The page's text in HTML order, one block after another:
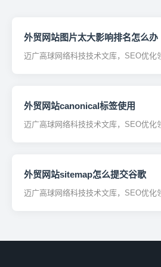
外贸网站图片太大影响排名怎么办
迈广高球网络科技技术文库，SEO优化
外贸网站canonical标签使用
迈广高球网络科技技术文库，SEO优化
外贸网站sitemap怎么提交谷歌
迈广高球网络科技技术文库，SEO优化